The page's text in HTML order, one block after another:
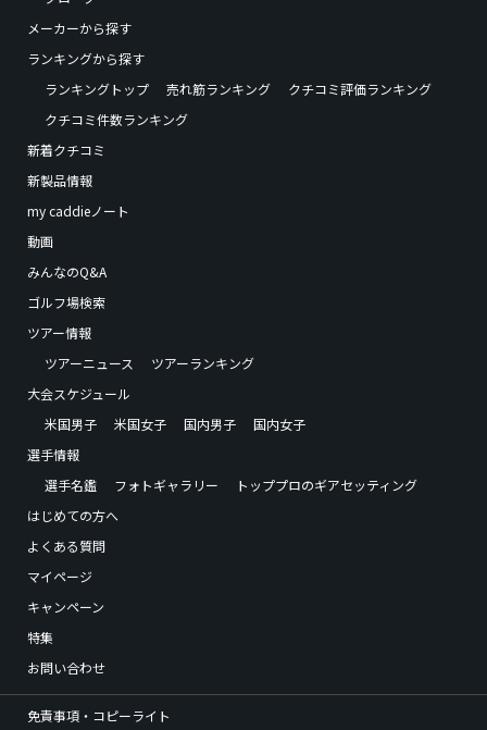
メーカーから探す
ランキングから探す
ランキングトップ
売れ筋ランキング
クチコミ評価ランキング
クチコミ件数ランキング
新着クチコミ
新製品情報
my caddieノート
動画
みんなのQ&A
ゴルフ場検索
ツアー情報
ツアーニュース
ツアーランキング
大会スケジュール
米国男子
米国女子 国内男子
国内女子
選手情報
選手名鑑
フォトギャラリー
トッププロのギアセッティング
はじめての方へ
よくある質問
マイページ
キャンペーン
特集
お問い合わせ
免責事項・コピーライト